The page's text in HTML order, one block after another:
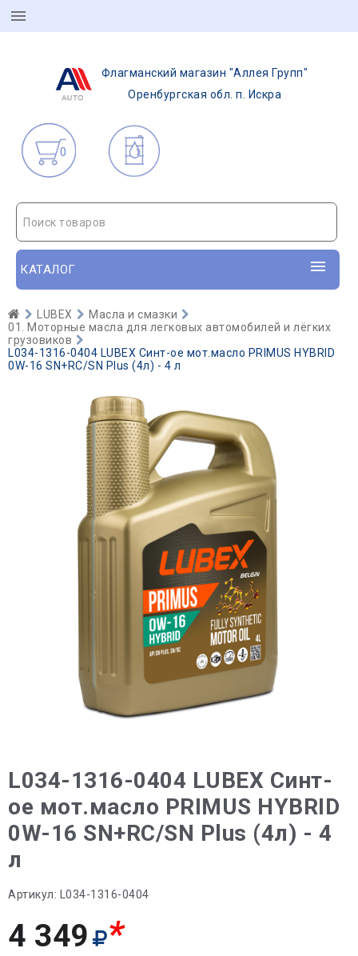
Флагманский магазин "Аллея Групп"
Оренбургская обл. п. Искра
0
Поиск товаров
КАТАЛОГ
LUBEX
Масла и смазки
01. Моторные масла для легковых автомобилей и лёгких
грузовиков
L034-1316-0404 LUBEX Синт-ое мот.масло PRIMUS HYBRID
0W-16 SN+RC/SN Plus (4л) - 4 л
L034-1316-0404 LUBEX Синт-
ое мот.масло PRIMUS HYBRID
0W-16 SN+RC/SN Plus (4л) - 4
л
Артикул: L034-1316-0404
4 349 *